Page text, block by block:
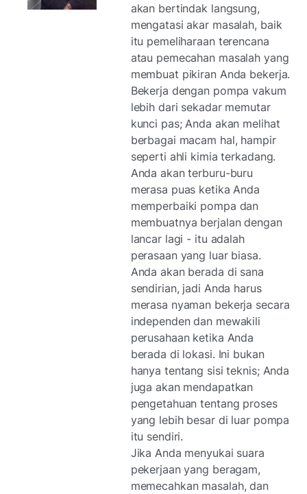
akan bertindak langsung,
mengatasi akar masalah, baik
itu pemeliharaan terencana
atau pemecahan masalah yang
membuat pikiran Anda bekerja.
Bekerja dengan pompa vakum
lebih dari sekadar memutar
kunci pas; Anda akan melihat
berbagai macam hal, hampir
seperti ahli kimia terkadang.
Anda akan terburu-buru
merasa puas ketika Anda
memperbaiki pompa dan
membuatnya berjalan dengan
lancar lagi - itu adalah
perasaan yang luar biasa.
Anda akan berada di sana
sendirian, jadi Anda harus
merasa nyaman bekerja secara
independen dan mewakili
perusahaan ketika Anda
berada di lokasi. Ini bukan
hanya tentang sisi teknis; Anda
juga akan mendapatkan
pengetahuan tentang proses
yang lebih besar di luar pompa
itu sendiri.
Jika Anda menyukai suara
pekerjaan yang beragam,
memecahkan masalah, dan